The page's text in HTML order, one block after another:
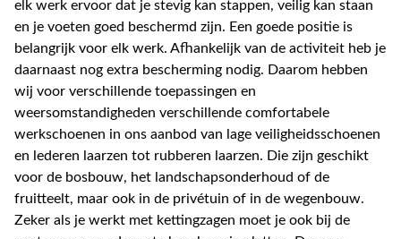
elk werk ervoor dat je stevig kan stappen, veilig kan staan
en je voeten goed beschermd zijn. Een goede positie is
belangrijk voor elk werk. Afhankelijk van de activiteit heb je
daarnaast nog extra bescherming nodig. Daarom hebben
wij voor verschillende toepassingen en
weersomstandigheden verschillende comfortabele
werkschoenen in ons aanbod van lage veiligheidsschoenen
en lederen laarzen tot rubberen laarzen. Die zijn geschikt
voor de bosbouw, het landschapsonderhoud of de
fruitteelt, maar ook in de privétuin of in de wegenbouw.
Zeker als je werkt met kettingzagen moet je ook bij de